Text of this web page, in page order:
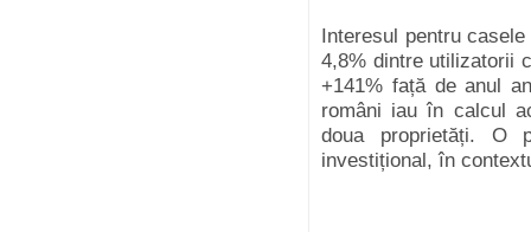
Interesul pentru
4,8% dintre utilizatorii
+141% față de anul
români iau în calcul
doua proprietăți. O
investițional, în